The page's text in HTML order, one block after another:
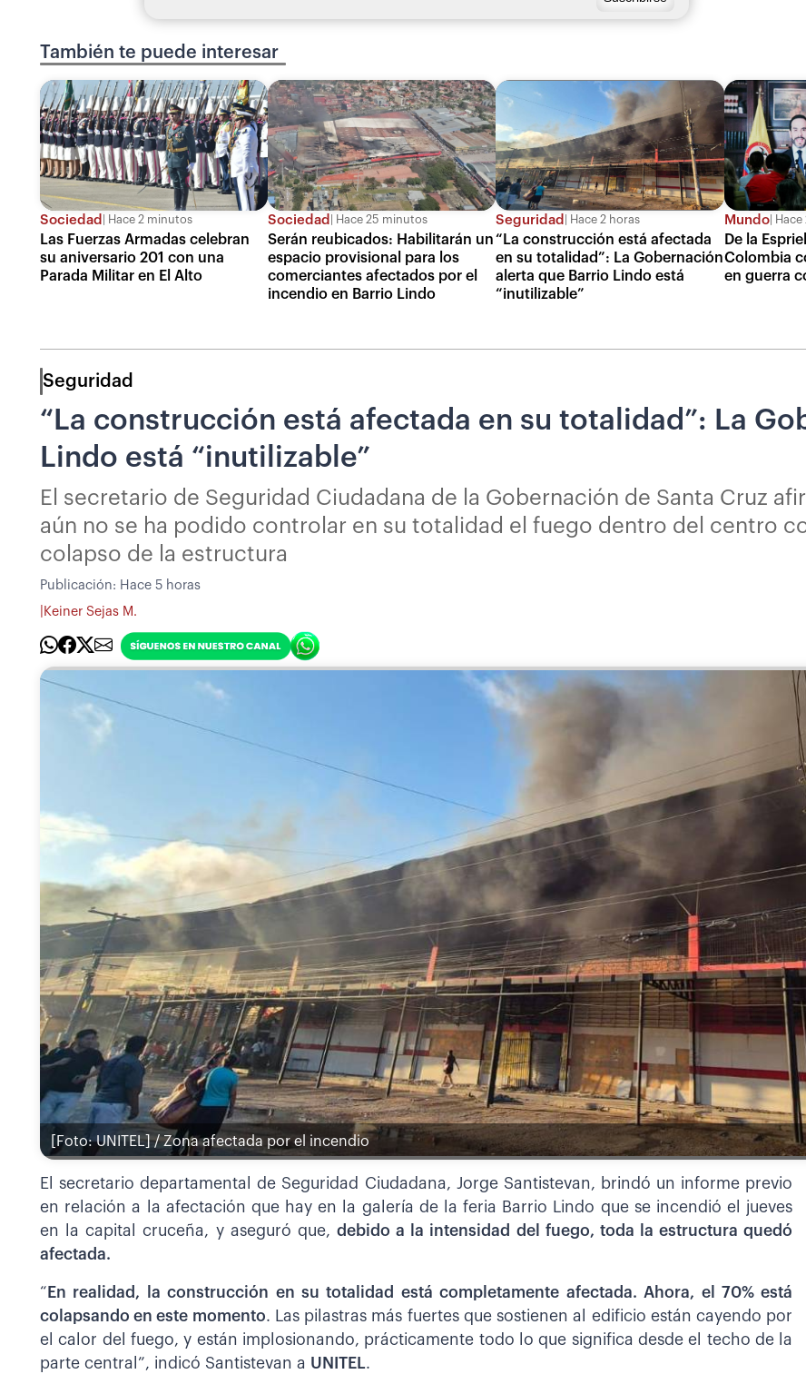
También te puede interesar
Sociedad Hace 2 minutos
Las Fuerzas Armadas celebran
su aniversario 201 con una
Parada Militar en El Alto
Sociedad Hace 25 minutos
Serán reubicados: Habilitarán un
espacio provisional para los
comerciantes afectados por el
incendio en Barrio Lindo
Seguridad Hace 2 horas
“La construcción está afectada
en su totalidad”: La Gobernación
alerta que Barrio Lindo está
“inutilizable”
Mundo Hace
De la
Colombia
en guerra
Seguridad
“La construcción está afectada en su totalidad”: La
Lindo está “inutilizable”
El secretario de Seguridad Ciudadana de la Gobernación de Santa Cruz
aún no se ha podido controlar en su totalidad el fuego dentro del centro
colapso de la estructura
Publicación: Hace 5 horas
Keiner Sejas M.
[Foto: UNITEL] / Zona afectada por el incendio
El secretario departamental de Seguridad Ciudadana, Jorge Santistevan, brindó un informe previo
en relación a la afectación que hay en la galería de la feria Barrio Lindo que se incendió el jueves
en la capital cruceña, y aseguró que,debido a la intensidad del fuego, toda la estructura quedó
afectada.
“ En realidad, la construcción en su totalidad está completamente afectada. Ahora, el 70% está
colapsando en este momento. Las pilastras más fuertes que sostienen al edificio están cayendo por
el calor del fuego, y están implosionando, prácticamente todo lo que significa desde el techo de la
parte central”, indicó Santistevan a UNITEL.